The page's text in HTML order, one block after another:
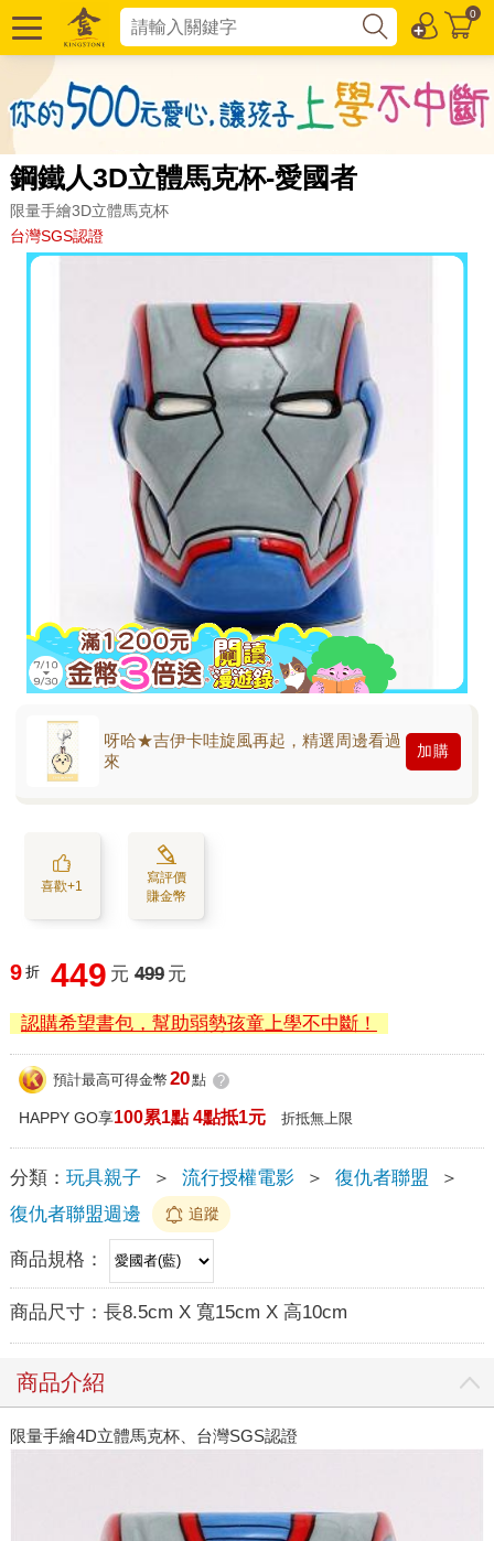
0
鋼鐵人3D立體馬克杯-愛國者
限量手繪3D立體馬克杯
台灣SGS認證
呀哈★吉伊卡哇旋風再起，精選周邊看過
來
加購
喜歡+1
寫評價
賺金幣
9 折 449 元 499 元
認購希望書包，幫助弱勢孩童上學不中斷！
預計最高可得金幣 20點 ?
HAPPY GO享100累1點 4點抵1元 折抵無上限
分類： 玩具親子 ＞ 流行授權電影 ＞ 復仇者聯盟
＞
復仇者聯盟週邊
追蹤
商品規格：
商品尺寸： 長8.5cm X 寬15cm X 高10cm
商品介紹
限量手繪4D立體馬克杯、台灣SGS認證